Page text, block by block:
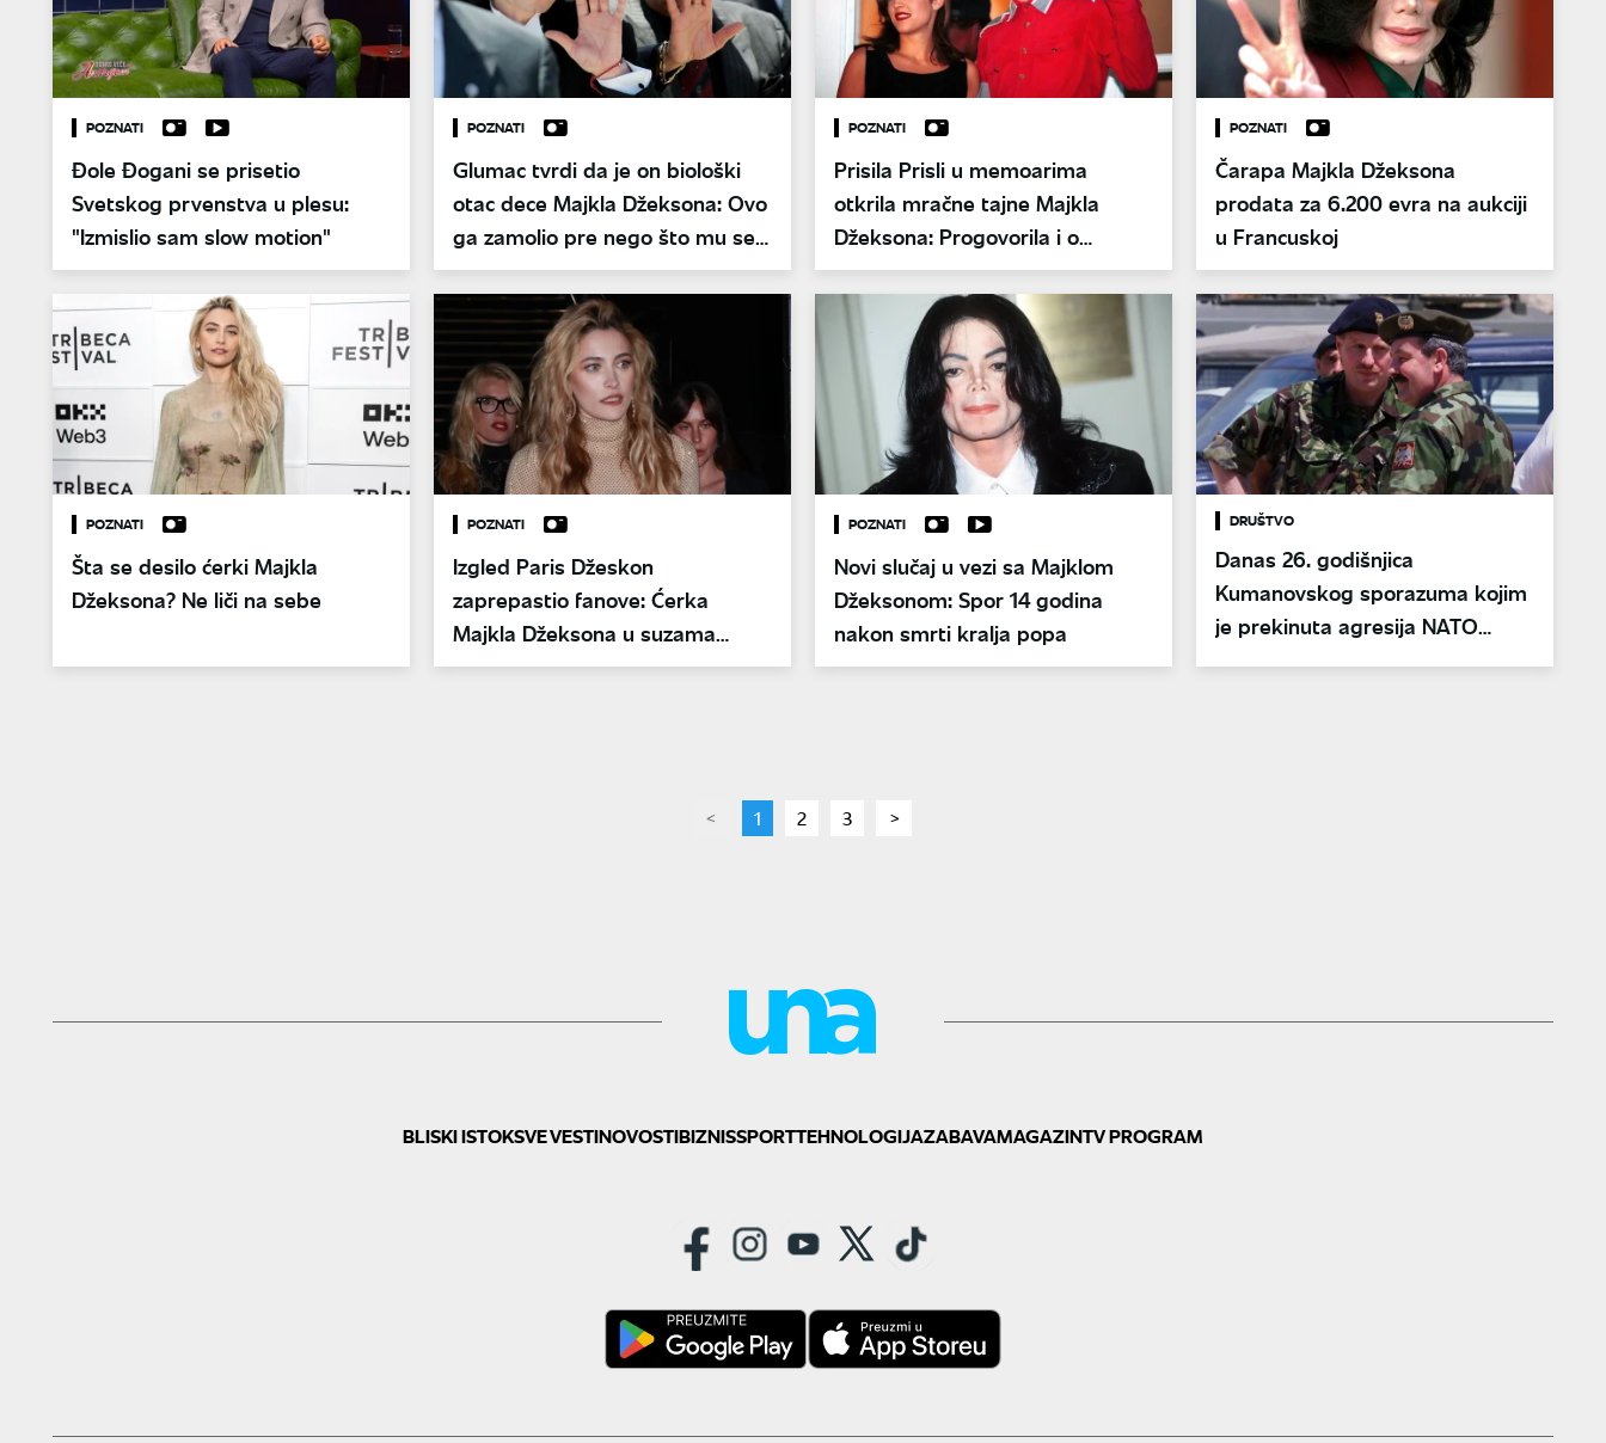
POZNATI
Đole Đogani se prisetio
Svetskog prvenstva u plesu:
"Izmislio sam slow motion"
POZNATI
Glumac tvrdi da je on biološki
otac dece Majkla Džeksona: Ovo
ga zamolio pre nego što mu se
rodio sin
POZNATI
Prisila Prisli u memoarima
otkrila mračne tajne Majkla
Džeksona: Progovorila i o
ćerkinoj smrti
POZNATI
Čarapa Majkla Džeksona
prodata za 6.200 evra na aukciji
u Francuskoj
POZNATI
Šta se desilo ćerki Majkla
Džeksona? Ne liči na sebe
POZNATI
Izgled Paris Džeskon
zaprepastio fanove: Ćerka
Majkla Džeksona u suzama
tumara ulicama
POZNATI
Novi slučaj u vezi sa Majklom
Džeksonom: Spor 14 godina
nakon smrti kralja popa
DRUŠTVO
Danas 26. godišnjica
Kumanovskog sporazuma kojim
je prekinuta agresija NATO
pageYou're
1 page
2 page
3 page
BLISKI ISTOKSVE VESTINOVOSTIBIZNISSPORTTEHNOLOGIJAZABAVAMAGAZINTV PROGRAM